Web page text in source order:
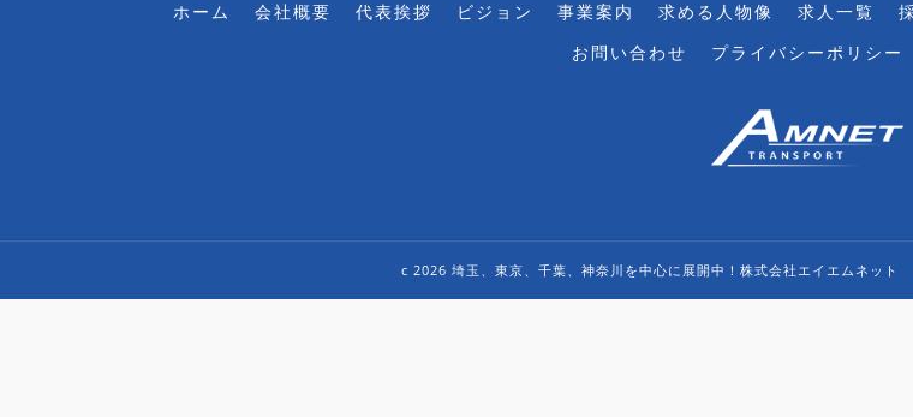
ホーム 会社概要 代表挨拶 ビジョン 事業案内 求める人物像 求人一覧
お問い合わせ
プライバシーポリシー
c 2026 埼玉、東京、千葉、神奈川を中心に展開中！株式会社エイエムネット